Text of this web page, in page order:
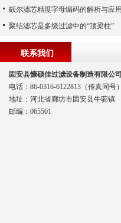
聚结滤芯是多级过滤中的“顶梁柱”
联系我们
固安县慷硕佳过滤设备制造有限公司
电话：86-0316-6122813（传真同号）
地址：河北省廊坊市固安县牛驼镇
邮编：065501